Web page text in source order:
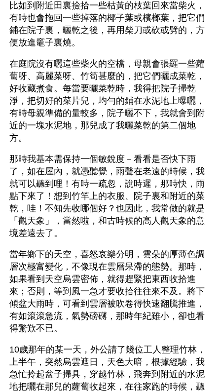
比如到附近田裏撿拾一些枯黃的枝葉回來當柴火，
有時也會拖回一些掉落的椰子葉或檳榔葉，把它們
鋪在院子裏，曬乾之後，再用柴刀或砍或劈的，方
便放進竈子裏燒。
在庭院沒有曬這些柴火的空檔，母親會張羅一些蘿
蔔呀、高麗菜呀、竹筍甚麼的，把它們曬成菜乾，
好收藏煮食。每當要曬菜乾時，我得把院子掃乾
淨，把切好的菜片兒，均勻的鋪在水泥地上曝曬，
有時母親準備的量較多，院子曬不下，我就會到附
近的一塊水泥地，那兒成了我曬菜乾的第二個地
方。
那時我基本需保持一個敏銳度－看看是否快下雨
了，如在屋內，就憑聽覺，雨聲在老遠的時候，我
就可以聽到哩！有時一疏忽，說時遲，那時快，雨
點下來了！想到竹竿上的衣服、院子裏和附近的菜
乾，哇！不知先收哪個好？也因此，我常做的就是
「觀天象」，當然啦，和古時候的高人觀天象的意
境差遠去了。
當年鄉下的天空，喜怒哀樂分明，雲朵的厚薄色調
層次極富變化，不像現在雲層呆滯的態勢。那時，
如果看到天空烏雲密佈，就得趕緊把東西收拾進
來；否則，等到風一急才要收拾往往來不及。將下
傾盆大雨時，可看到雲層被吹卷得快速翻騰推進，
有如滾滾急流，氣勢磅礴，那時年紀雖小，卻也看
得驚歎不已。
10歲那年的某一天，外公請了幾位工人整理竹林，
上半午，突然烏雲遮日，天色大暗，根據經驗，我
急忙拎起盆子掃具，穿越竹林，飛奔到附近的水泥
地把曬在那兒的蘿蔔收起來，在往家跑的時候，聽